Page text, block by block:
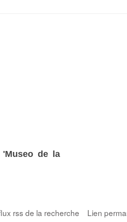
'Museo de la
rss de la recherche Lien